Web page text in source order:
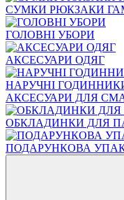
СУМКИ РЮКЗАКИ
ГОЛОВНІ УБОРИ
АКСЕСУАРИ ОДЯГ
НАРУЧНІ
АКСЕСУАРИ ДЛЯ
ОБКЛАДИНКИ ДЛЯ
ПОДАРУНКОВА